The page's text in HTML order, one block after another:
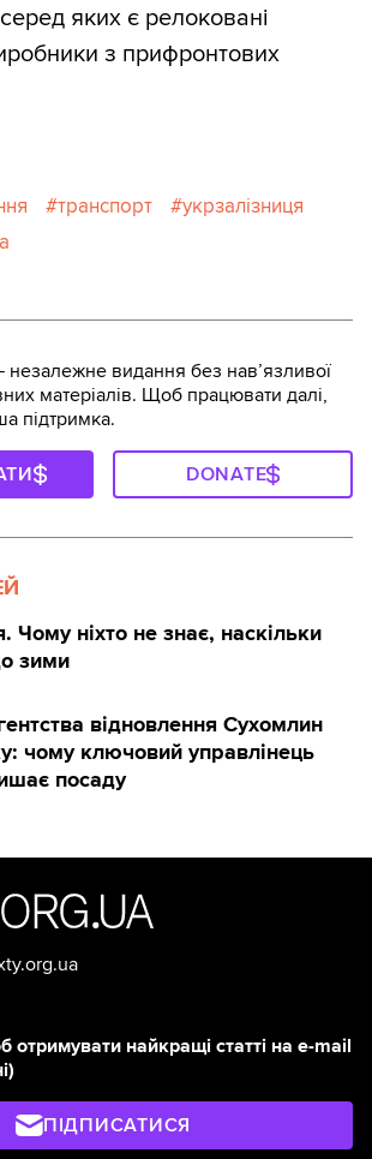
яких є релоковані
з прифронтових
транспорт
укрзалізниця
незалежне видання без навʼязливої
матеріалів. Щоб працювати далі,
підтримка.
DONATE
Чому ніхто не знає, наскільки
зими
відновлення Сухомлин
чому ключовий управлінець
посаду
отримувати найкращі статті на e-mail
ПІДПИСАТИСЯ